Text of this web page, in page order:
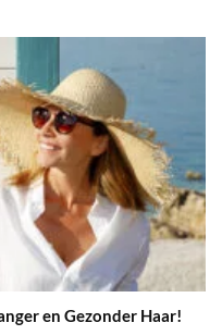
en Gezonder Haar!